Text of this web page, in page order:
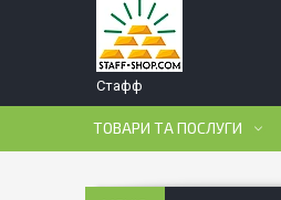
Стафф
ТОВАРИ ТА ПОСЛУГИ